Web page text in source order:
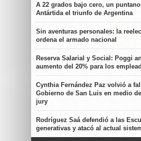
A 22 grados bajo cero, un
Antártida el triunfo de Argentina
Sin aventuras personales: la
ordena el armado nacional
Reserva Salarial y Social: Poggi
aumento del 20% para los
Cynthia Fernández Paz volvió a
Gobierno de San Luis en medio
jury
Rodríguez Saá defendió a las
generativas y atacó al actual